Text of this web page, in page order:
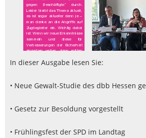
In dieser Ausgabe lesen Sie:
• Neue Gewalt-Studie des dbb Hessen
• Gesetz zur Besoldung vorgestellt
• Frühlingsfest der SPD im Landtag